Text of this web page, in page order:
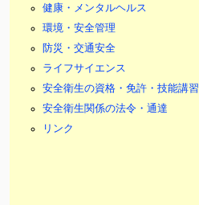
健康・メンタルヘルス
環境・安全管理
防災・交通安全
ライフサイエンス
安全衛生の資格・免許・技能講習
安全衛生関係の法令・通達
リンク